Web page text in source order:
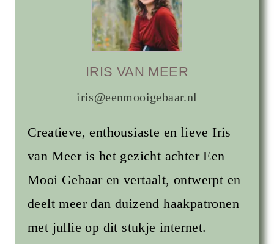
IRIS VAN MEER
iris@eenmooigebaar.nl
Creatieve, enthousiaste en lieve Iris
van Meer is het gezicht achter Een
Mooi Gebaar en vertaalt, ontwerpt en
deelt meer dan duizend haakpatronen
met jullie op dit stukje internet.